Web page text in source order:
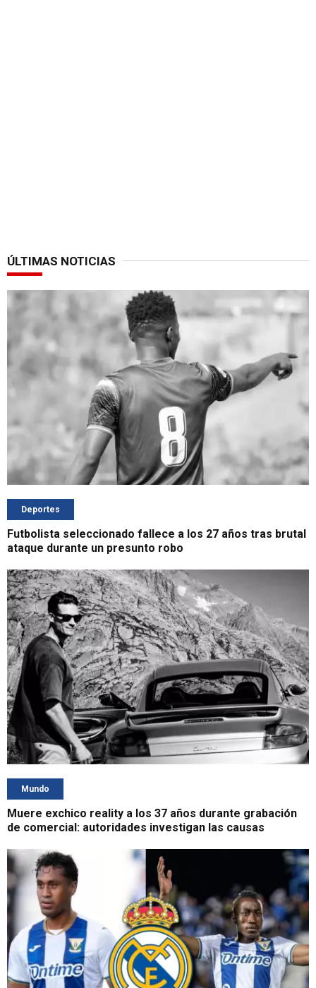
ÚLTIMAS NOTICIAS
Deportes
Futbolista seleccionado fallece a los 27 años tras brutal
ataque durante un presunto robo
Mundo
Muere exchico reality a los 37 años durante grabación
de comercial: autoridades investigan las causas